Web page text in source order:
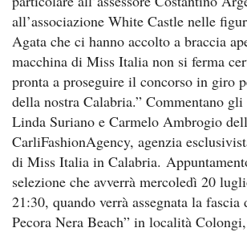
all’associazione White Castle nelle
Agata che ci hanno accolto a braccia
macchina di Miss Italia non si ferma
pronta a proseguire il concorso in giro
della nostra Calabria.” Commentano
Linda Suriano e Carmelo Ambrogio
CarliFashionAgency, agenzia
di Miss Italia in Calabria.
selezione che avverrà mercoledì 20
21:30, quando verrà assegnata la
Pecora Nera Beach” in località